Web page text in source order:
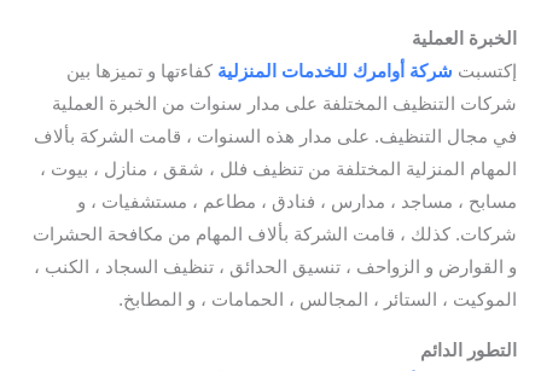
الخبرة العملية
إكتسبت شركة أوامرك للخدمات المنزلية كفاءتها و تميزها بين
شركات التنظيف المختلفة على مدار سنوات من الخبرة العملية
في مجال التنظيف. على مدار هذه السنوات ، قامت الشركة بألاف
المهام المنزلية المختلفة من تنظيف فلل ، شقق ، منازل ، بيوت ،
مسابح ، مساجد ، مدارس ، فنادق ، مطاعم ، مستشفيات ، و
شركات. كذلك ، قامت الشركة بألاف المهام من مكافحة الحشرات
و القوارض و الزواحف ، تنسيق الحدائق ، تنظيف السجاد ، الكنب ،
الموكيت ، الستائر ، المجالس ، الحمامات ، و المطابخ.
التطور الدائم